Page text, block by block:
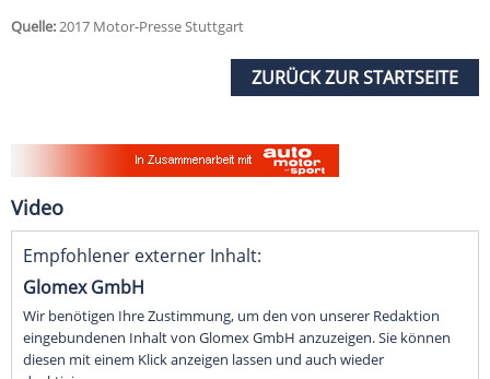
Quelle:2017 Motor-Presse Stuttgart
ZURÜCK ZUR STARTSEITE
Video
Empfohlener externer Inhalt:
Glomex GmbH
Wir benötigen Ihre Zustimmung, um den von unserer Redaktion
eingebundenen Inhalt von Glomex GmbH anzuzeigen. Sie können
diesen mit einem Klick anzeigen lassen und auch wieder